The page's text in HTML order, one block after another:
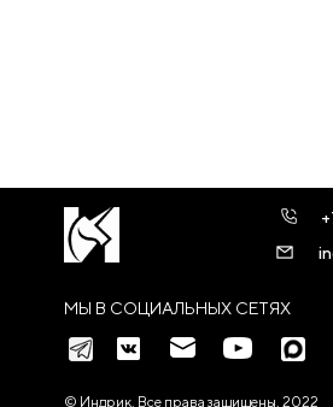
МЫ В СОЦИАЛЬНЫХ СЕТЯХ
© Индрик. Все права защищены, 2022